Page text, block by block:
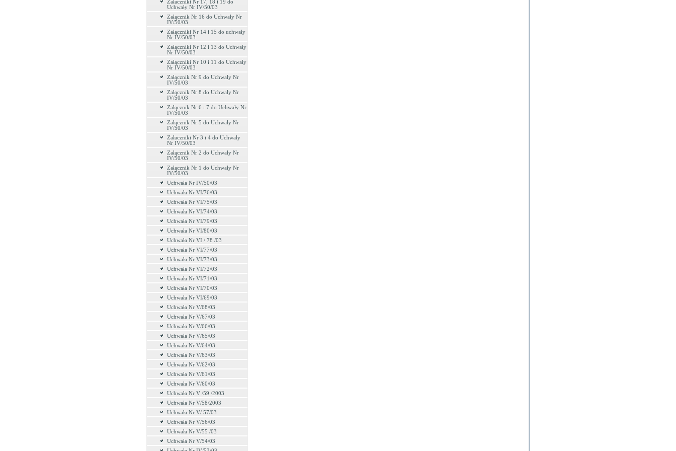
Załaczniki Nr 17, 18 i 19 do
Uchwały Nr IV/50/03
Załącznik Nr 16 do Uchwały Nr
IV/50/03
Załączniki Nr 14 i 15 do uchwały
Nr IV/50/03
Załączniki Nr 12 i 13 do Uchwały
Nr IV/50/03
Załączniki Nr 10 i 11 do Uchwały
Nr IV/50/03
Załącznik Nr 9 do Uchwały Nr
IV/50/03
Załącznik Nr 8 do Uchwały Nr
IV/50/03
Załącznik Nr 6 i 7 do Uchwały Nr
IV/50/03
Załącznik Nr 5 do Uchwały Nr
IV/50/03
Załaczniki Nr 3 i 4 do Uchwały
Nr IV/50/03
Załącznik Nr 2 do Uchwały Nr
IV/50/03
Załącznik Nr 1 do Uchwały Nr
IV/50/03
Uchwała Nr IV/50/03
Uchwała Nr VI/76/03
Uchwała Nr VI/75/03
Uchwała Nr VI/74/03
Uchwała Nr VI/79/03
Uchwała Nr VI/80/03
Uchwała Nr VI / 78 /03
Uchwała Nr VI/77/03
Uchwała Nr VI/73/03
Uchwała Nr VI/72/03
Uchwała Nr VI/71/03
Uchwała Nr VI/70/03
Uchwała Nr VI/69/03
Uchwała Nr V/68/03
Uchwała Nr V/67/03
Uchwała Nr V/66/03
Uchwała Nr V/65/03
Uchwała Nr V/64/03
Uchwała Nr V/63/03
Uchwała Nr V/62/03
Uchwała Nr V/61/03
Uchwała Nr V/60/03
Uchwała Nr V /59 /2003
Uchwała Nr V/58/2003
Uchwała Nr V/ 57/03
Uchwała Nr V/56/03
Uchwała Nr V/55 /03
Uchwała Nr V/54/03